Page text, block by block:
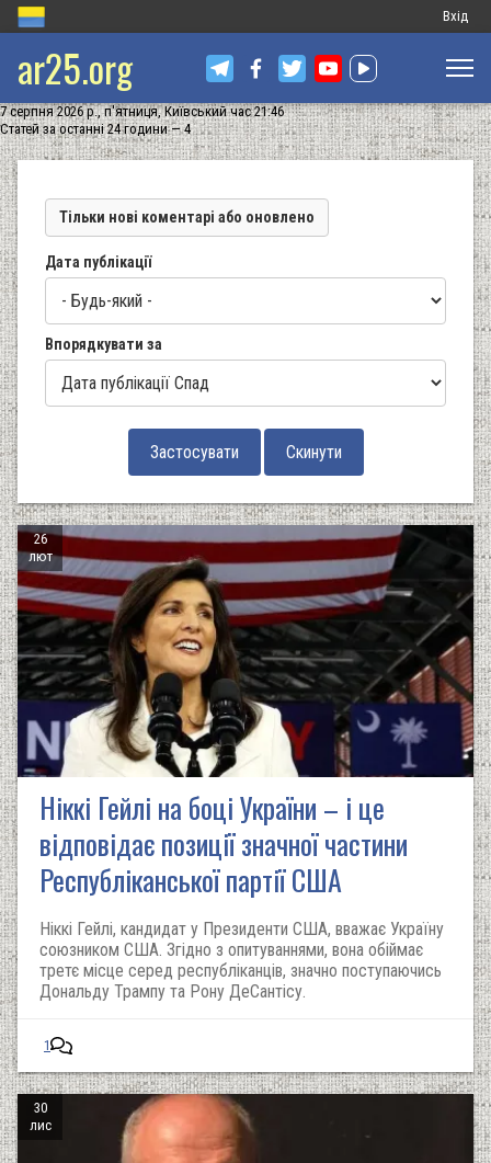
Меню
запису
Вхід
ar25.org
7 серпня 2026 р., п'ятниця, Київський час 21:46
Статей за останні 24 години — 4
Тільки нові коментарі або оновлено
Дата публікації
Впорядкувати за
26
лют
Ніккі Гейлі на боці України – і це
відповідає позиції значної частини
Республіканської партії США
Ніккі Гейлі, кандидат у Президенти США, вважає Україну
союзником США. Згідно з опитуваннями, вона обіймає
третє місце серед республіканців, значно поступаючись
Дональду Трампу та Рону ДеСантісу.
1
30
лис